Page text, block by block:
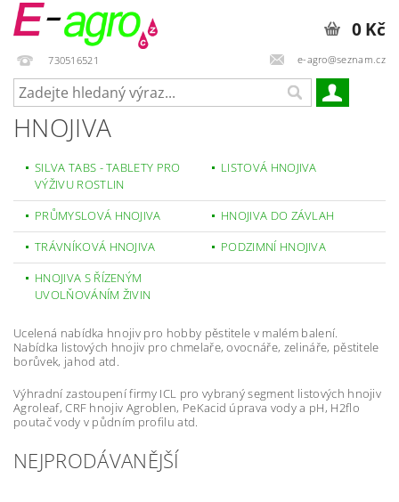
730516521 e-agro@seznam.cz
0 Kč
HNOJIVA
SILVA TABS - TABLETY PRO
VÝŽIVU ROSTLIN
LISTOVÁ HNOJIVA
PRŮMYSLOVÁ HNOJIVA
HNOJIVA DO ZÁVLAH
TRÁVNÍKOVÁ HNOJIVA
PODZIMNÍ HNOJIVA
HNOJIVA S ŘÍZENÝM
UVOLŇOVÁNÍM ŽIVIN
Ucelená nabídka hnojiv pro hobby pěstitele v malém balení.
Nabídka listových hnojiv pro chmelaře, ovocnáře, zelináře, pěstitele
borůvek, jahod atd.
Výhradní zastoupení firmy ICL pro vybraný segment listových hnojiv
Agroleaf, CRF hnojiv Agroblen, PeKacid úprava vody a pH, H2flo
poutač vody v půdním profilu atd.
NEJPRODÁVANĚJŠÍ